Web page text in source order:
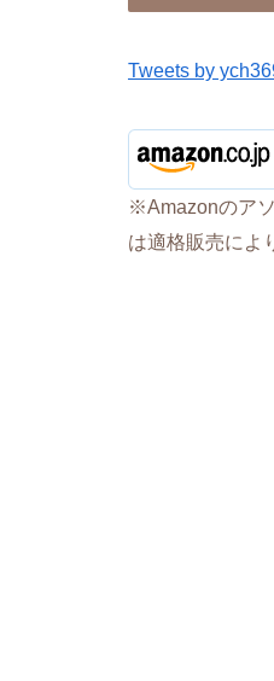
Tweets by
※Amazonのア
は適格販売によ